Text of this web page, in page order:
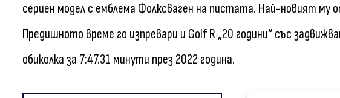
сериен модел с емблема Фолксваген на пистата. Най-новият му
Предишното време го изпревари и Golf R „20 години“ със
обиколка за 7:47.31 минути през 2022 година.